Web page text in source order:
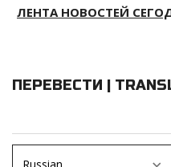
ЛЕНТА НОВОСТЕЙ
ПЕРЕВЕСТИ |